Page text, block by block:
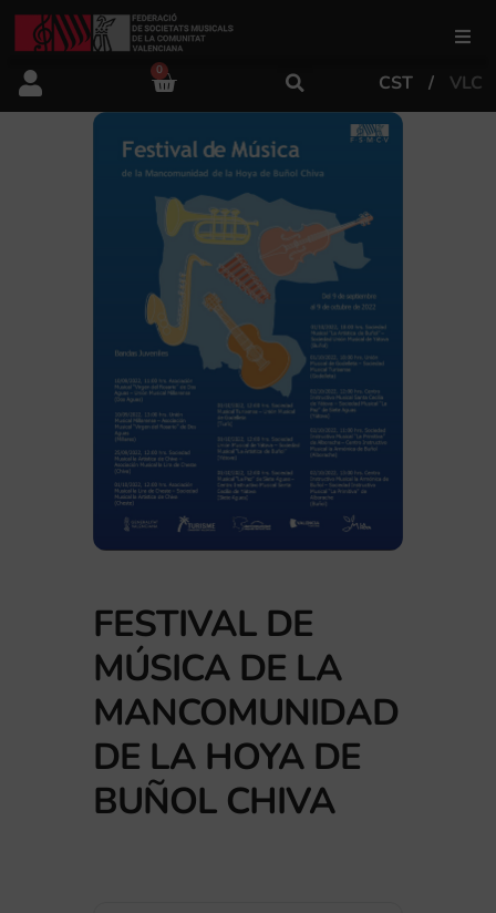
FSMCV
Áreas de gestión
Área artística
Actualidad
0
CST VLC
FESTIVAL DE
MÚSICA DE LA
MANCOMUNIDAD
DE LA HOYA DE
BUÑOL CHIVA